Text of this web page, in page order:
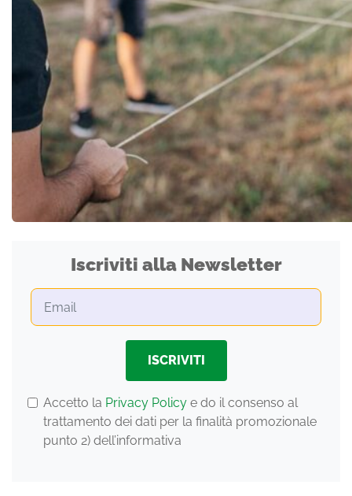
Iscriviti alla Newsletter
vuoto
questo
campo.
Accetto la Privacy Policy e do il consenso al
trattamento dei dati per la finalità promozionale
punto 2) dell’informativa